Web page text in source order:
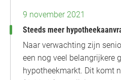
9 november 2021
Steeds meer
Naar verwachting zijn
een nog veel belangrijkere
hypotheekmarkt. Dit komt